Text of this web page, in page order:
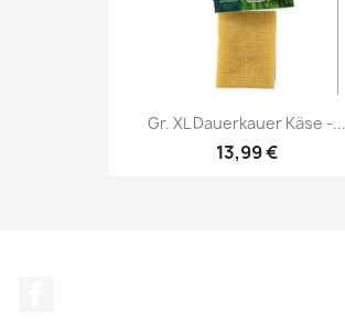
Gr. XL Dauerkauer Käse -...
13,99 €